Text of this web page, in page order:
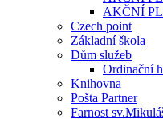
AKČNÍ
Czech point
Základní škola
Dům služeb
Ordinační
Knihovna
Pošta Partner
Farnost